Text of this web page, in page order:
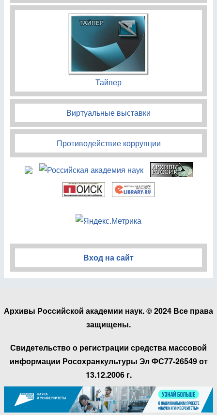
Тайпер
Виртуальные выставки
Противодействие коррупции
Вход на сайт
Архивы Российской академии наук. © 2024 Все права
защищены.
Свидетельство о регистрации средства массовой
информации Росохранкультуры Эл ФС77-26549 от
13.12.2006 г.